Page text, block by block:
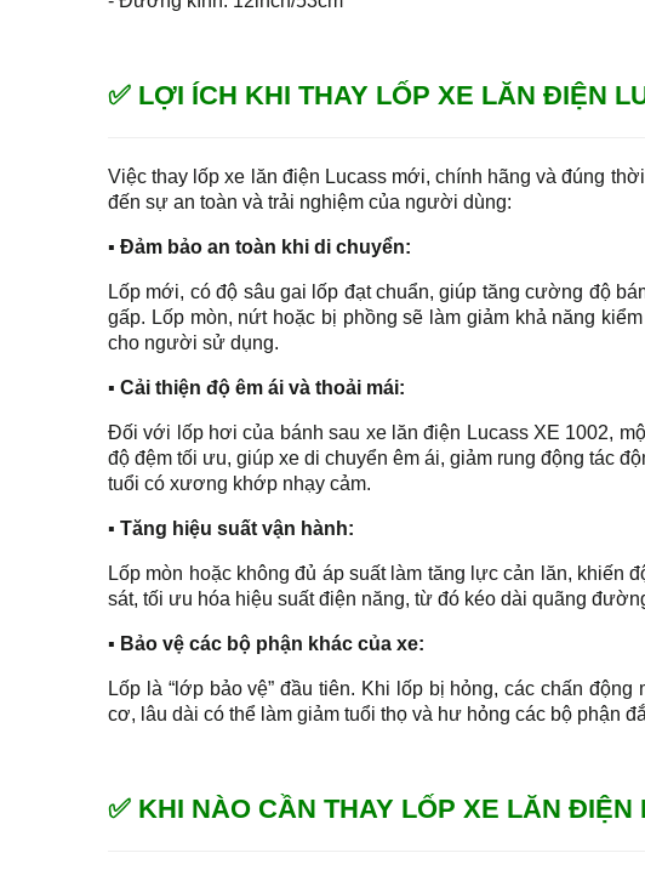
✅ LỢI ÍCH KHI THAY LỐP XE LĂN ĐIỆN
Việc thay lốp xe lăn điện Lucass mới, chính hãng và đúng
đến sự an toàn và trải nghiệm của người dùng:
▪ Đảm bảo an toàn khi di chuyển:
Lốp mới, có độ sâu gai lốp đạt chuẩn, giúp tăng cường độ
gấp. Lốp mòn, nứt hoặc bị phồng sẽ làm giảm khả năng
cho người sử dụng.
▪ Cải thiện độ êm ái và thoải mái:
Đối với lốp hơi của bánh sau xe lăn điện Lucass XE 1002,
độ đệm tối ưu, giúp xe di chuyển êm ái, giảm rung động tác
tuổi có xương khớp nhạy cảm.
▪ Tăng hiệu suất vận hành:
Lốp mòn hoặc không đủ áp suất làm tăng lực cản lăn, khiến
sát, tối ưu hóa hiệu suất điện năng, từ đó kéo dài quãng
▪ Bảo vệ các bộ phận khác của xe:
Lốp là “lớp bảo vệ” đầu tiên. Khi lốp bị hỏng, các chấn
cơ, lâu dài có thể làm giảm tuổi thọ và hư hỏng các bộ phận
✅ KHI NÀO CẦN THAY LỐP XE LĂN ĐIỆN